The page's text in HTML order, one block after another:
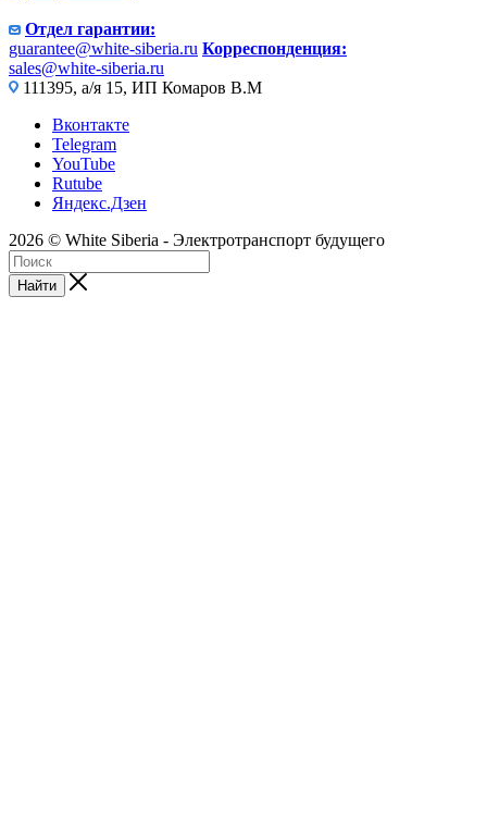
Отдел гарантии:
guarantee@white-siberia.ru Корреспонденция:
sales@white-siberia.ru
111395, а/я 15, ИП Комаров В.М
Вконтакте
Telegram
YouTube
Rutube
Яндекс.Дзен
2026 © White Siberia - Электротранспорт будущего
Найти